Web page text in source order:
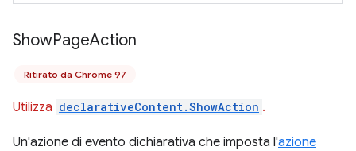
ShowPageAction
Ritirato da Chrome 97
Utilizza declarativeContent.ShowAction .
Un'azione di evento dichiarativa che imposta l'azione